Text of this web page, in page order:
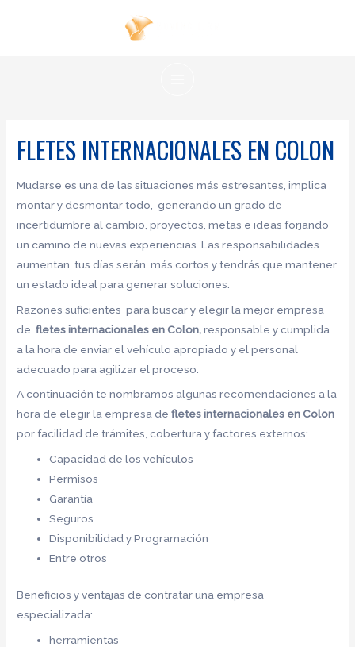
FLETES INTERNACIONALES EN COLON
Mudarse es una de las situaciones más estresantes, implica
montar y desmontar todo, generando un grado de
incertidumbre al cambio, proyectos, metas e ideas forjando
un camino de nuevas experiencias. Las responsabilidades
aumentan, tus días serán más cortos y tendrás que mantener
un estado ideal para generar soluciones.
Razones suficientes para buscar y elegir la mejor empresa
defletes internacionales en Colon,responsable y cumplida
a la hora de enviar el vehículo apropiado y el personal
adecuado para agilizar el proceso.
A continuación te nombramos algunas recomendaciones a la
hora de elegir la empresa defletes internacionales en Colon
por facilidad de trámites, cobertura y factores externos:
Capacidad de los vehículos
Permisos
Garantía
Seguros
Disponibilidad y Programación
Entre otros
Beneficios y ventajas de contratar una empresa
especializada:
herramientas